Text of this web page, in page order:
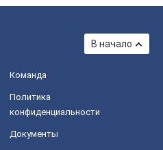
В начало
Команда
Политика
конфиденциальности
Документы